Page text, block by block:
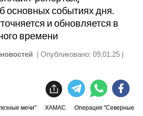
основных событиях дня.
и обновляется в
времени
| Опубликовано: 09.01.25 |
мечи" ХАМАС Операция "Северные